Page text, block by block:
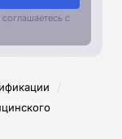
с
/